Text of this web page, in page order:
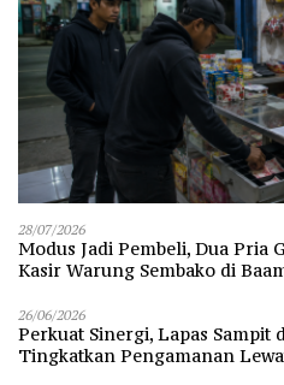
28/07/2026
Modus Jadi Pembeli, Dua Pria
Kasir Warung Sembako di
26/06/2026
Perkuat Sinergi, Lapas Sampit
Tingkatkan Pengamanan